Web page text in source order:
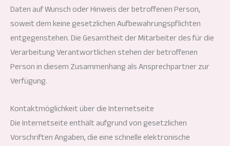
Daten auf Wunsch oder Hinweis der betroffenen Person,
soweit dem keine gesetzlichen Aufbewahrungspflichten
entgegenstehen. Die Gesamtheit der Mitarbeiter des für die
Verarbeitung Verantwortlichen stehen der betroffenen
Person in diesem Zusammenhang als Ansprechpartner zur
Verfügung.
Kontaktmöglichkeit über die Internetseite
Die Internetseite enthält aufgrund von gesetzlichen
Vorschriften Angaben, die eine schnelle elektronische